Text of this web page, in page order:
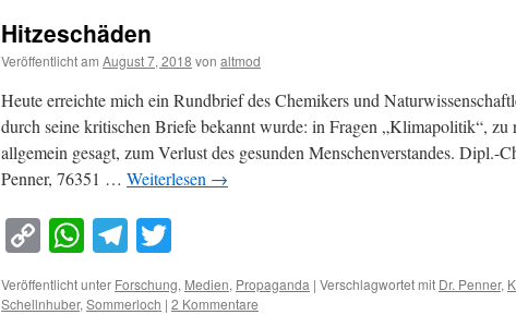
Hitzeschäden
Veröffentlicht am August 7, 2018 von altmod
Heute erreichte mich ein Rundbrief des Chemikers und
durch seine kritischen Briefe bekannt wurde: in Fragen „Klimapolitik“, zu
allgemein gesagt, zum Verlust des gesunden Menschenverstandes. Dipl.-
Penner, 76351 … Weiterlesen →
Copy
Link
WhatsApp
Telegram
Veröffentlicht unter Forschung, Medien, Propaganda | Verschlagwortet mit Dr. Penner,
Schellnhuber,Sommerloch | 2 Kommentare